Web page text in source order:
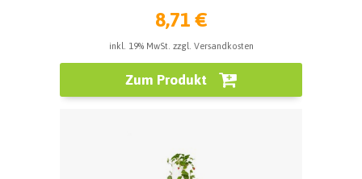
8,71 €
inkl. 19% MwSt. zzgl. Versandkosten
Zum Produkt